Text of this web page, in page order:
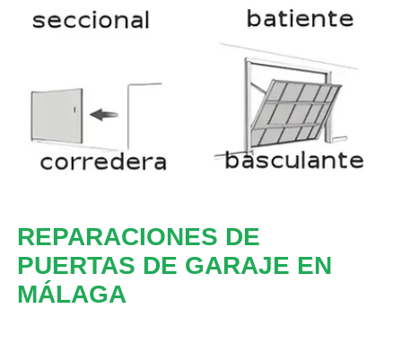
REPARACIONES DE
PUERTAS DE GARAJE EN
MÁLAGA